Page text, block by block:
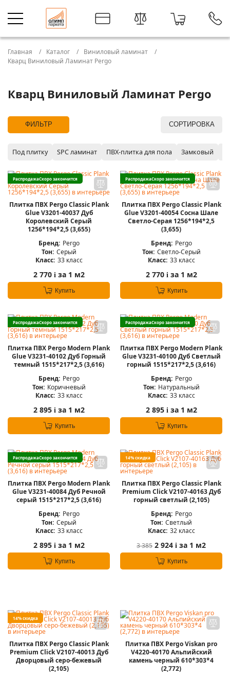
Главная Каталог
Виниловый ламинат
Кварц Виниловый Ламинат Pergo
Кварц Виниловый Ламинат Pergo
ФИЛЬТР СОРТИРОВКА
Под плитку SPC ламинат ПВХ-плитка для пола Замковый
РаспродажаСкоро закончится
Плитка ПВХ Pergo Classic Plank
Glue V3201-40037 Дуб
Королевский Серый
1256*194*2,5 (3,655)
Бренд: Pergo
Тон: Серый
Класс: 33 класс
2 770 iза 1 м2
Купить
РаспродажаСкоро закончится
Плитка ПВХ Pergo Classic Plank
Glue V3201-40054 Сосна Шале
Светло-Серая 1256*194*2,5
(3,655)
Бренд: Pergo
Тон: Светло-Серый
Класс: 33 класс
2 770 iза 1 м2
Купить
РаспродажаСкоро закончится
Плитка ПВХ Pergo Modern Plank
Glue V3231-40102 Дуб Горный
темный 1515*217*2,5 (3,616)
Бренд: Pergo
Тон: Коричневый
Класс: 33 класс
2 895 iза 1 м2
Купить
РаспродажаСкоро закончится
Плитка ПВХ Pergo Modern Plank
Glue V3231-40100 Дуб Светлый
горный 1515*217*2,5 (3,616)
Бренд: Pergo
Тон: Натуральный
Класс: 33 класс
2 895 iза 1 м2
Купить
РаспродажаСкоро закончится
Плитка ПВХ Pergo Modern Plank
Glue V3231-40084 Дуб Речной
серый 1515*217*2,5 (3,616)
Бренд: Pergo
Тон: Серый
Класс: 33 класс
2 895 iза 1 м2
Купить
14% скидка
Плитка ПВХ Pergo Classic Plank
Premium Click V2107-40163 Дуб
горный светлый (2,105)
Бренд: Pergo
Тон: Светлый
Класс: 32 класс
3 385 2 924 i за 1 м2
Купить
14% скидка
Плитка ПВХ Pergo Classic Plank
Premium Click V2107-40013 Дуб
Дворцовый серо-бежевый
(2,105)
Плитка ПВХ Pergo Viskan pro
V4220-40170 Альпийский
камень черный 610*303*4
(2,772)